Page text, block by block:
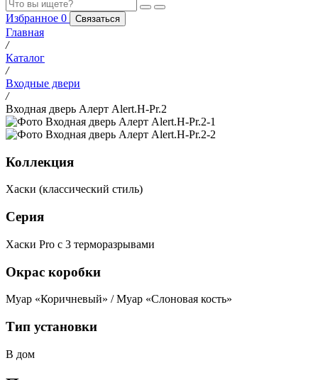
Избранное 0 Связаться
Главная
/
Каталог
/
Входные двери
/
Входная дверь Алерт Alert.H-Pr.2
Коллекция
Хаски (классический стиль)
Серия
Хаски Pro с 3 терморазрывами
Окрас коробки
Муар «Коричневый» / Муар «Слоновая кость»
Тип установки
В дом